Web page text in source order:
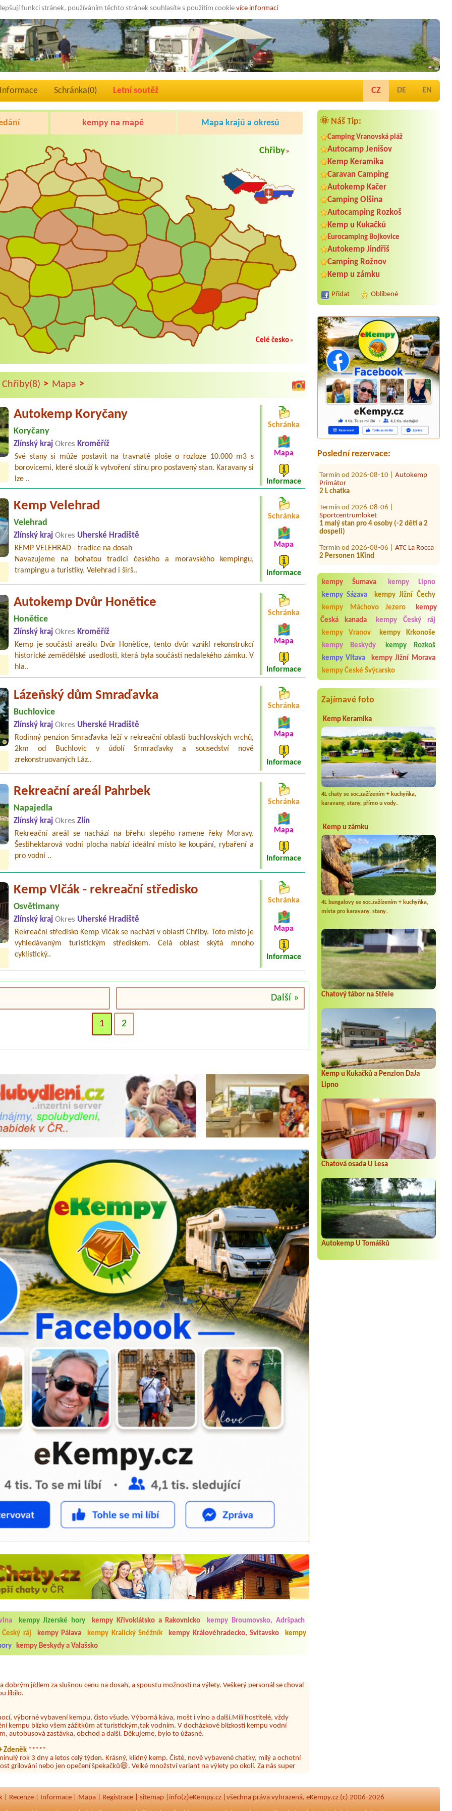
funkci stránek, používáním těchto stránek souhlasíte s použitím cookie více informací
Informace Schránka(0) Letní soutěž CZ DE EN
🌞 Náš Tip:
Camping Vranovská pláž
Autocamp Jenišov
Kemp Keramika
Caravan Camping
Autokemp Kačer
Camping Olšina
Autocamping Rozkoš
Kemp u Kukačků
Eurocamping Bojkovice
Autokemp Jindřiš
Camping Rožnov
Kemp u zámku
Přidat Oblíbené
Poslední rezervace:
Termín od 2026-08-06 |Sport-areál
Samopše
2x4L pokoje, 4 dospělí, 4 děti
Termín od 2026-07-24 |Kemp Yacht
Club Dyje
1 místo u vody(vlastní karavan)+2
2 L chatka
Termín od 2026-08-06 |
1 malý stan pro 4 osoby (-2 děti a 2
dospeli)
Termín od 2026-08-06 |
Termín od 2026-08-03 |
4Lchatka
Termín od 2026-08-24 |Resort
Cihelna
Termín od 2026-08-07 |
EUROCAMP
BARBORA
1 Stellplatz mit Strom Wohnmobil
Termín od 2026-08-07 | Autokempink
Dřenice
1misto pro stan,2 dospělý + 2deti
Termín od 2026-09-13 |Barbora kemp
Kutná Hora
1 Stellplatz für Wohnmobil (Länge 7
kempy Šumava
kempy Lipno
kempy Sázava
kempy Jižní Čechy
kempy Máchovo Jezero
kempy
Česká kanada
kempy Český ráj
kempy Vranov
kempy Krkonoše
kempy Beskydy
kempy Rozkoš
kempy Vltava
kempy Jižní Morava
kempy České Švýcarsko
Zajímavé foto
Kemp Keramika
4L chaty se soc.zažízením + kuchyňka,
karavany, stany, přímo u vody..
Kemp u zámku
4L bungalovy se soc.zažízením + kuchyňka,
místa pro karavany, stany..
Chatový tábor na Střele
Kemp u Kukačků a Penzion DaJa
Lipno
Chatová osada U Lesa
Autokemp U Tomášků
kempy na mapě Mapa krajů a okresů
Chřiby»
Celé česko»
Chřiby(8) > Mapa >
Autokemp Koryčany
Koryčany
Zlínský krajOkres Kroměříž
Své stany si může postavit na travnaté ploše o rozloze 10.000 m3 s
borovicemi, které slouží k vytvoření stínu pro postavený stan. Karavany si
lze ..
Schránka
Mapa
Informace
Kemp Velehrad
Velehrad
Zlínský krajOkres Uherské Hradiště
KEMP VELEHRAD - tradice na dosah
Navazujeme na bohatou tradici českého a moravského kempingu,
trampingu a turistiky. Velehrad i širš..
Schránka
Mapa
Informace
Autokemp Dvůr Honětice
Honětice
Zlínský krajOkres Kroměříž
Kemp je součástí areálu Dvůr Honětice, tento dvůr vznikl rekonstrukcí
historické zemědělské usedlosti, která byla součástí nedalekého zámku. V
hla..
Schránka
Mapa
Informace
Lázeňský dům Smraďavka
Buchlovice
Zlínský krajOkres Uherské Hradiště
Rodinný penzion Smraďavka leží v rekreační oblasti buchlovských vrchů,
2km od Buchlovic v údolí Srmraďavky a sousedství nově
zrekonstruovaných Láz..
Schránka
Mapa
Informace
Rekreační areál Pahrbek
Napajedla
Zlínský krajOkres Zlín
Rekreační areál se nachází na břehu slepého ramene řeky Moravy.
Šestihektarová vodní plocha nabízí ideální místo ke koupání, rybaření a
pro vodní ..
Schránka
Mapa
Informace
Kemp Vlčák - rekreační středisko
Osvětimany
Zlínský krajOkres Uherské Hradiště
Rekreační středisko Kemp Vlčák se nachází v oblasti Chřiby. Toto místo je
vyhledávaným turistickým střediskem. Celá oblast skýtá mnoho
cyklistický..
Schránka
Mapa
Informace
Další »
1 2
kempy Jizerské hory kempy Křivoklátsko a Rakovnicko
kempy Broumovsko, Adršpach
ráj kempy Pálava kempy Kralický Sněžník kempy Královéhradecko, Svitavsko
kempy
kempy Beskydy a Valašsko
do 1.8. 2026. Kemp jako takový je pěkný. V umývárně i na WC bylo vždy čisto, doplněný papír i
není samozřejmost. V kempu je obchod a restaurace, kebab a další občerstvení. Co nás ale
hluk z repráků u stanů a absolutní bezohlednost ostatních ubytovaných. Přes den jsem si připadala
dobrým jídlem za slušnou cenu na dosah, a spoustu možností na výlety. Veškerý personál se choval
výborné vybavení kempu, čisto všude. Výborná káva, mošt i víno a další.Milí hostitelé, vždy
kempu blízko všem zážitkům ať turistickým,tak vodním. V docházkové blízkosti kempu vodní
autobusová zastávka, obchod a další. Děkujeme, bylo to úžasné.
Zdeněk*****
rok 3 dny a letos celý týden. Krásný, klidný kemp. Čisté, nově vybavené chatky, milý a ochotní
grilování nebo jen opečení špekačků😄. Velké množství variant na výlety po okolí. Za nás super
Recenze Informace Mapa Registrace sitemap info(z)eKempy.cz | všechna práva vyhrazená, eKempy.cz (c) 2006-2026